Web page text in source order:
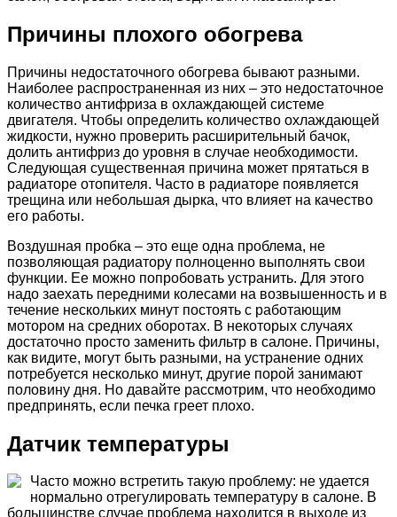
Причины плохого обогрева
Причины недостаточного обогрева бывают разными.
Наиболее распространенная из них – это недостаточное
количество антифриза в охлаждающей системе
двигателя. Чтобы определить количество охлаждающей
жидкости, нужно проверить расширительный бачок,
долить антифриз до уровня в случае необходимости.
Следующая существенная причина может прятаться в
радиаторе отопителя. Часто в радиаторе появляется
трещина или небольшая дырка, что влияет на качество
его работы.
Воздушная пробка – это еще одна проблема, не
позволяющая радиатору полноценно выполнять свои
функции. Ее можно попробовать устранить. Для этого
надо заехать передними колесами на возвышенность и в
течение нескольких минут постоять с работающим
мотором на средних оборотах. В некоторых случаях
достаточно просто заменить фильтр в салоне. Причины,
как видите, могут быть разными, на устранение одних
потребуется несколько минут, другие порой занимают
половину дня. Но давайте рассмотрим, что необходимо
предпринять, если печка греет плохо.
Датчик температуры
Часто можно встретить такую проблему: не удается
нормально отрегулировать температуру в салоне. В
большинстве случае проблема находится в выходе из